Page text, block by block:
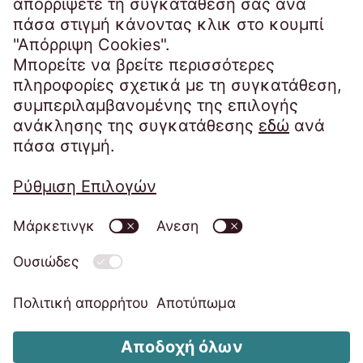
infogr@eos-greece.com
Προσωπικά Δεδομένα Στοιχεία εταιρείας